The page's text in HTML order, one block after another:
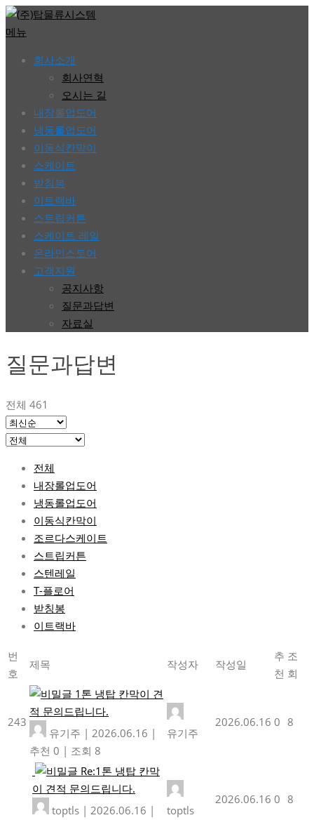
콘
텐
메뉴
회사소개
회사연혁
오시는 길
내장롤업도어
냉동롤업도어
이동식칸막이
스케이트
받침봉
이트랙바
스트립커튼
스케이트 레일
온라인스토어
고객지원
공지사항
질문과답변
자료실
질문과답변
전체 461
전체
내장롤업도어
냉동롤업도어
이동식칸막이
조르다스케이트
스트립커튼
스텐레일
T-플로어
받칭봉
이트랙바
번
호
제목 작성자 작성일
추
천
조
회
243
1톤 냉탑 칸막이 견
적 문의드립니다.
유기주 | 2026.06.16 |
추천 0 | 조회 8
유기주
2026.06.16 0 8
Re:1톤 냉탑 칸막
이 견적 문의드립니다.
toptls | 2026.06.16 |
toptls
2026.06.16 0 8